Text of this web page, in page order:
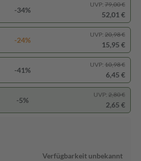
-34%
UVP: 79,00 €
52,01 €
-24%
UVP: 20,98 €
15,95 €
-41%
UVP: 10,98 €
6,45 €
-5%
UVP: 2,80 €
2,65 €
Verfügbarkeit unbekannt